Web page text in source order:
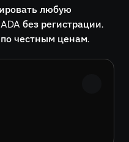
любую
без регистрации.
честным ценам.